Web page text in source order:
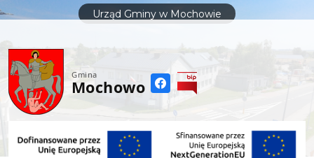
treści
Urząd Gminy w Mochowie
Gmina
Mochowo